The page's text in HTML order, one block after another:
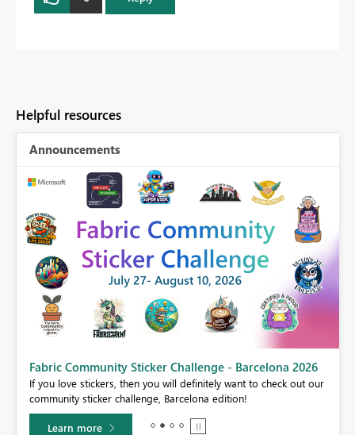
Helpful resources
Announcements
Fabric Community Sticker Challenge - Barcelona 2026
If you love stickers, then you will definitely want to check out our
community sticker challenge, Barcelona edition!
Learn more